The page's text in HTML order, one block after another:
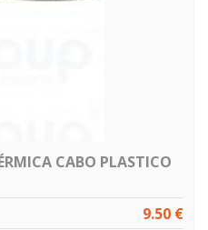
CABO PLASTICO
9.50 €